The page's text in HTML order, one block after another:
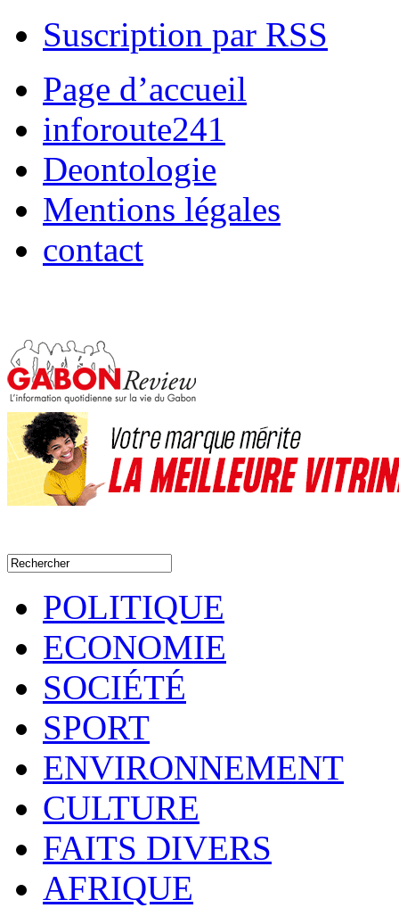
Suscription par RSS
Page d’accueil
inforoute241
Deontologie
Mentions légales
contact
POLITIQUE
ECONOMIE
SOCIÉTÉ
SPORT
ENVIRONNEMENT
CULTURE
FAITS DIVERS
AFRIQUE